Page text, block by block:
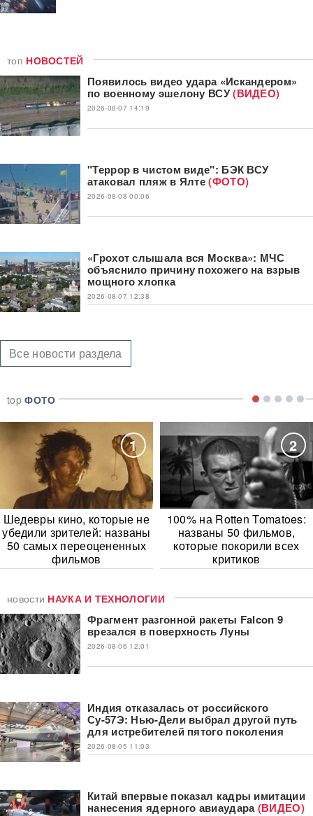
топ НОВОСТЕЙ
Появилось видео удара «Искандером»
по военному эшелону ВСУ(ВИДЕО)
2026-08-07 14:19
"Террор в чистом виде": БЭК ВСУ
атаковал пляж в Ялте(ФОТО)
2026-08-08 00:06
«Грохот слышала вся Москва»: МЧС
объяснило причину похожего на взрыв
мощного хлопка
2026-08-07 12:38
Все новости раздела
topФОТО
1
Шедевры кино, которые не
убедили зрителей: названы
50 самых переоцененных
фильмов
2
100% на Rotten Tomatoes:
названы 50 фильмов,
которые покорили всех
критиков
новости НАУКА И ТЕХНОЛОГИИ
Фрагмент разгонной ракеты Falcon 9
врезался в поверхность Луны
2026-08-06 12:01
Индия отказалась от российского
Су-57Э: Нью-Дели выбрал другой путь
для истребителей пятого поколения
2026-08-05 11:03
Китай впервые показал кадры имитации
нанесения ядерного авиаудара(ВИДЕО)